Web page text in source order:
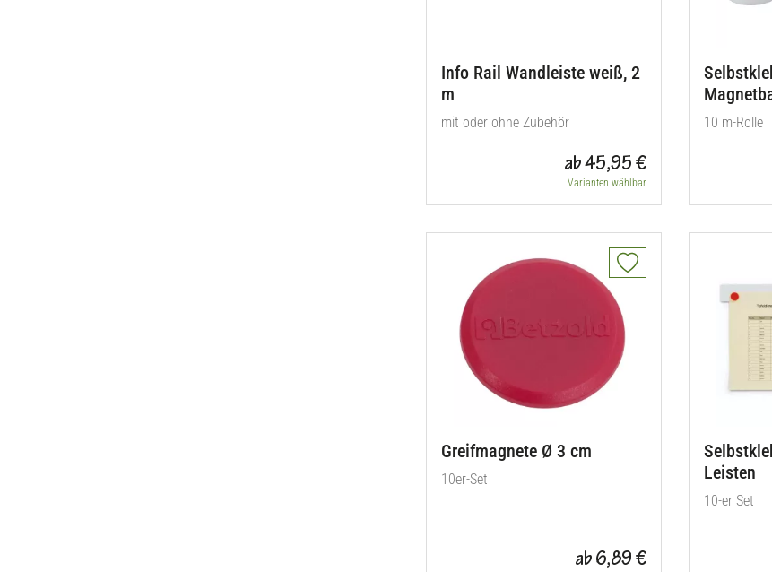
Info Rail Wandleiste weiß, 2
m
mit oder ohne Zubehör
ab 45,95 €
Varianten wählbar
10 m-Rolle
Greifmagnete Ø 3 cm
10er-Set
ab 6,89 €
Leisten
10-er Set